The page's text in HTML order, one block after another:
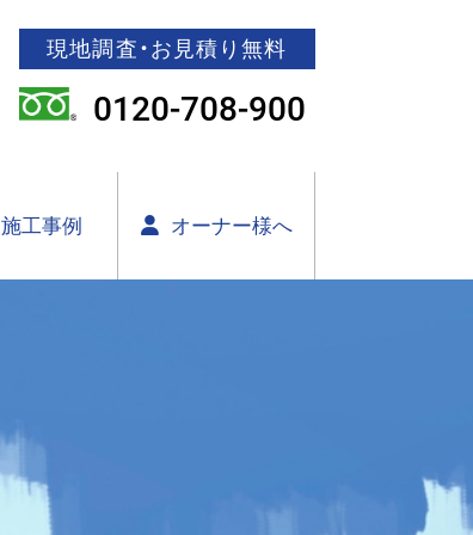
現地調査・お見積り無料
0120-708-900
施工事例 オーナー様へ